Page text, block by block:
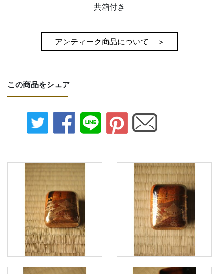
共箱付き
アンティーク商品について >
この商品をシェア